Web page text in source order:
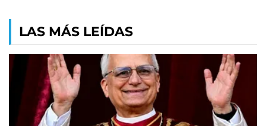
LAS MÁS LEÍDAS